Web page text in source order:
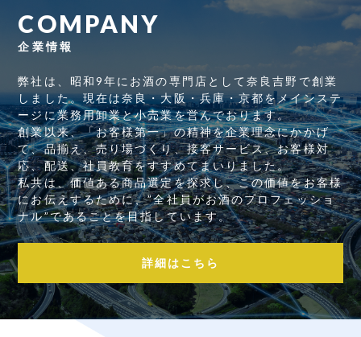
COMPANY
企業情報
弊社は、昭和9年にお酒の専門店として奈良吉野で創業
しました。現在は奈良・大阪・兵庫・京都をメインステ
ージに業務用卸業と小売業を営んでおります。
創業以来、「お客様第一」の精神を企業理念にかかげ
て、品揃え、売り場づくり、接客サービス、お客様対
応、配送、社員教育をすすめてまいりました。
私共は、価値ある商品選定を探求し、この価値をお客様
にお伝えするために、”全社員がお酒のプロフェッショ
ナル”であることを目指しています。
詳細はこちら